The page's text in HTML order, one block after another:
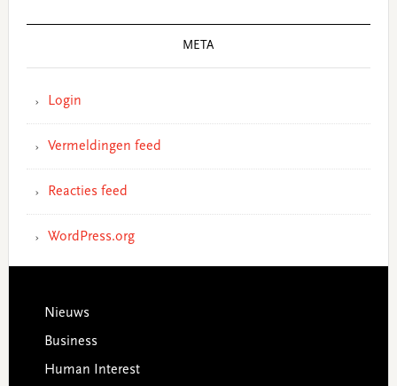
META
Login
Vermeldingen feed
Reacties feed
WordPress.org
Footer
Nieuws
Business
Human Interest